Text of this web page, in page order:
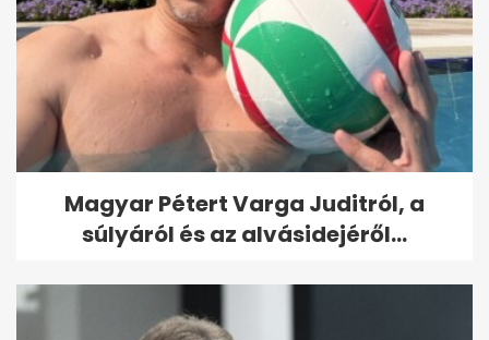
Magyar Pétert Varga Juditról, a
súlyáról és az alvásidejéről...